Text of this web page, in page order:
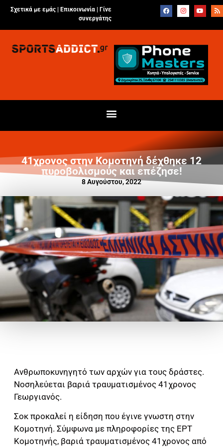
Σχετικά με εμάς | Επικοινωνία
Γίνε
συνεργάτης
41χρονος στην Κομοτηνή δέχθηκε 12
πυροβολισμούς και επέζησε!
8 Αυγούστου, 2022
Ανθρωποκυνηγητό των αρχών για τους δράστες.
Νοσηλεύεται βαριά τραυματισμένος 41χρονος
Γεωργιανός.
Σοκ προκαλεί η είδηση που έγινε γνωστη στην
Κομοτηνή. Σύμφωνα με πληροφορίες της ΕΡΤ
Κομοτηνής, βαριά τραυματισμένος 41χρονος από